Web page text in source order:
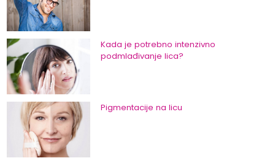
Kada je potrebno intenzivno
podmlađivanje lica?
Pigmentacije na licu